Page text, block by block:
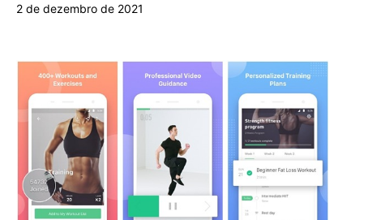
2 de dezembro de 2021